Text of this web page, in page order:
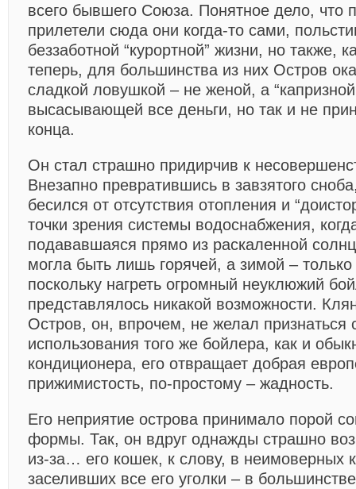
всего бывшего Союза. Понятное дело, что
прилетели сюда они когда-то сами,
беззаботной “курортной” жизни, но также,
теперь, для большинства из них Остров
сладкой ловушкой – не женой, а
высасывающей все деньги, но так и не
конца.
Он стал страшно придирчив к
Внезапно превратившись в завзятого
бесился от отсутствия отопления и
точки зрения системы водоснабжения,
подававшаяся прямо из раскаленной
могла быть лишь горячей, а зимой –
поскольку нагреть огромный неуклюжий
представлялось никакой возможности.
Остров, он, впрочем, не желал признаться
использования того же бойлера, как и
кондиционера, его отвращает добрая
прижимистость, по-простому – жадность.
Его неприятие острова принимало порой
формы. Так, он вдруг однажды страшно
из-за… его кошек, к слову, в неимоверных
заселивших все его уголки – в